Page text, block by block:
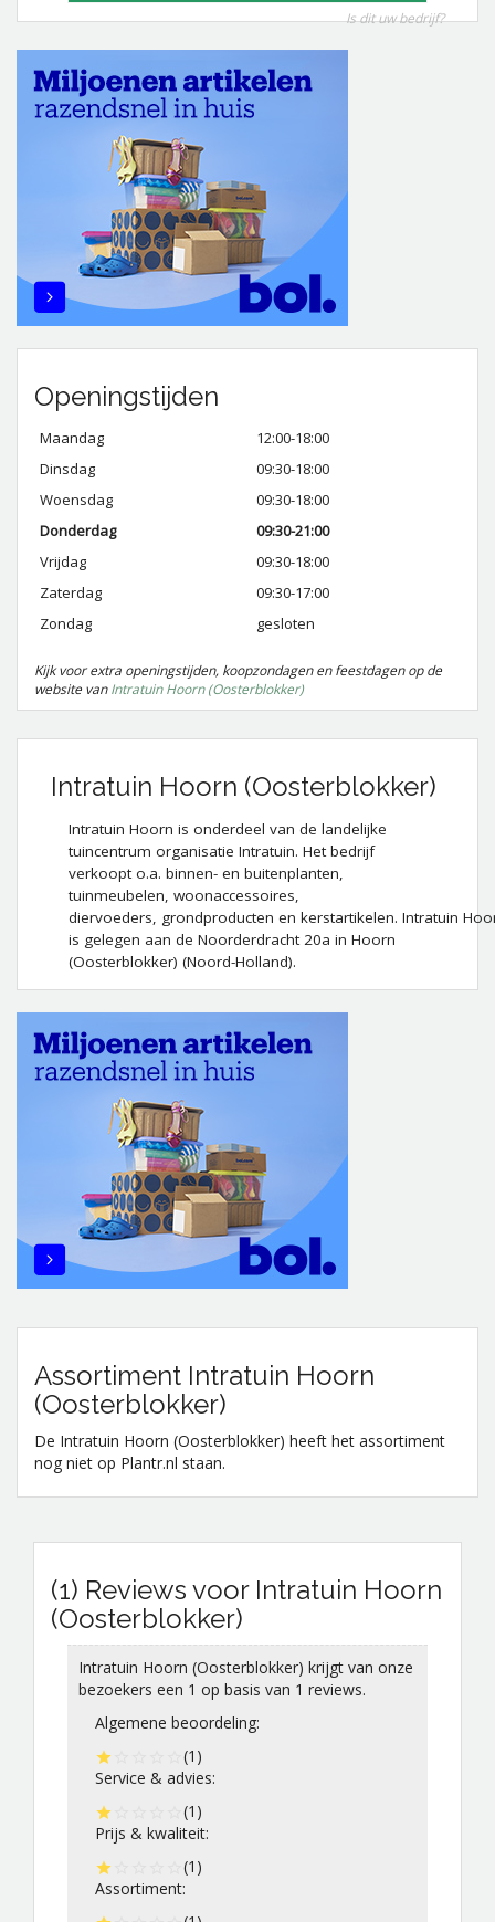
Is dit uw bedrijf?
Openingstijden
Maandag
12:00-18:00
Dinsdag
09:30-18:00
Woensdag
09:30-18:00
Donderdag
09:30-21:00
Vrijdag
09:30-18:00
Zaterdag
09:30-17:00
Zondag
gesloten
Kijk voor extra openingstijden, koopzondagen en feestdagen op de
website vanIntratuin Hoorn (Oosterblokker)
Intratuin Hoorn (Oosterblokker)
Intratuin Hoorn is onderdeel van de landelijke
tuincentrum organisatie Intratuin. Het bedrijf
verkoopt o.a. binnen- en buitenplanten,
tuinmeubelen, woonaccessoires,
diervoeders, grondproducten en kerstartikelen. Intratuin
is gelegen aan de Noorderdracht 20a in Hoorn
(Oosterblokker) (Noord-Holland).
Assortiment Intratuin Hoorn
(Oosterblokker)
De Intratuin Hoorn (Oosterblokker) heeft het assortiment
nog niet op Plantr.nl staan.
(1) Reviews voor Intratuin Hoorn
(Oosterblokker)
Intratuin Hoorn (Oosterblokker) krijgt van onze
bezoekers een 1 op basis van 1 reviews.
Algemene beoordeling:
(1)
Service & advies:
(1)
Prijs & kwaliteit:
(1)
Assortiment: